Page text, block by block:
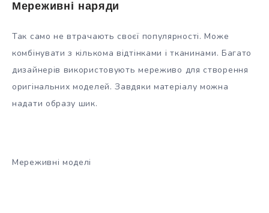
Мереживні наряди
Так само не втрачають своєї популярності. Може
комбінувати з кількома відтінками і тканинами. Багато
дизайнерів використовують мереживо для створення
оригінальних моделей. Завдяки матеріалу можна
надати образу шик.
Мереживні моделі